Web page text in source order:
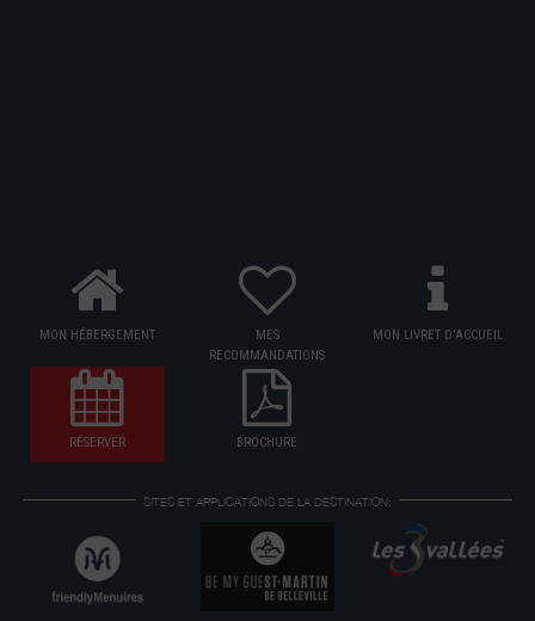
MON HÉBERGEMENT
MES
RECOMMANDATIONS
MON LIVRET D'ACCUEIL
RÉSERVER BROCHURE
SITES ET APPLICATIONS DE LA DESTINATION: